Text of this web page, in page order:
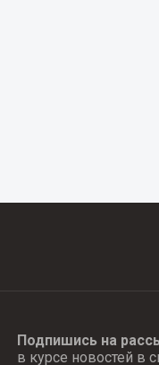
Подпишись на
в курсе новостей в